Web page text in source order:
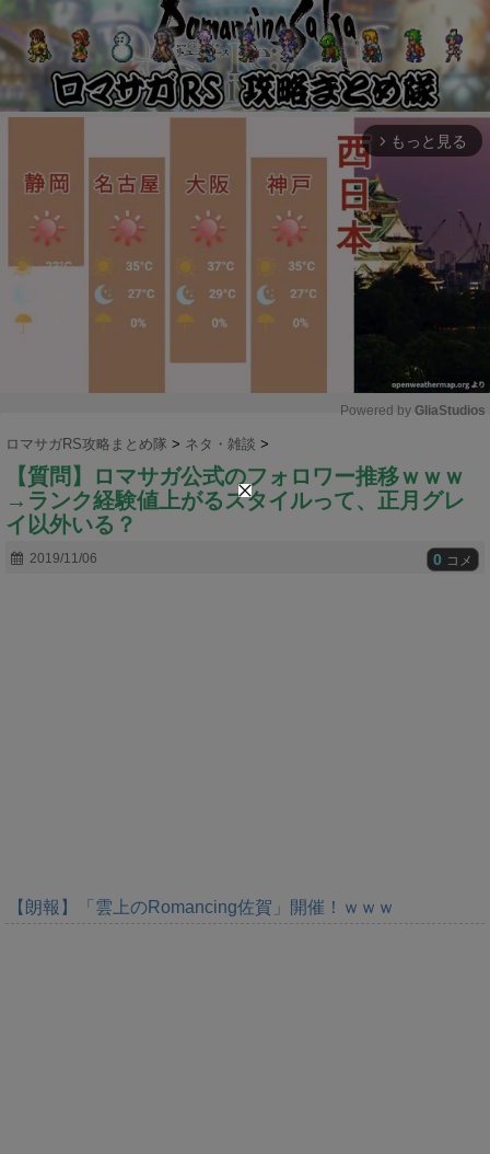
arrow_forward_ios もっと見る
u
t
Powered by GliaStudios
ロマサガRS攻略まとめ隊 > ネタ・雑談 >
【質問】ロマサガ公式のフォロワー推移ｗｗｗ
→ランク経験値上がるスタイルって、正月グレ
イ以外いる？
2019/11/06 0 コメ
【朗報】「雲上のRomancing佐賀」開催！ｗｗｗ